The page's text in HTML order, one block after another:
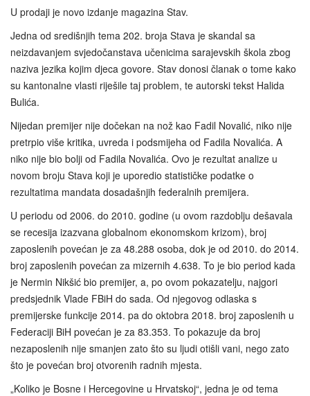
U prodaji je novo izdanje magazina Stav.
Jedna od središnjih tema 202. broja Stava je skandal sa
neizdavanjem svjedočanstava učenicima sarajevskih škola zbog
naziva jezika kojim djeca govore. Stav donosi članak o tome kako
su kantonalne vlasti riješile taj problem, te autorski tekst Halida
Bulića.
Nijedan premijer nije dočekan na nož kao Fadil Novalić, niko nije
pretrpio više kritika, uvreda i podsmijeha od Fadila Novalića. A
niko nije bio bolji od Fadila Novalića. Ovo je rezultat analize u
novom broju Stava koji je uporedio statističke podatke o
rezultatima mandata dosadašnjih federalnih premijera.
U periodu od 2006. do 2010. godine (u ovom razdoblju dešavala
se recesija izazvana globalnom ekonomskom krizom), broj
zaposlenih povećan je za 48.288 osoba, dok je od 2010. do 2014.
broj zaposlenih povećan za mizernih 4.638. To je bio period kada
je Nermin Nikšić bio premijer, a, po ovom pokazatelju, najgori
predsjednik Vlade FBiH do sada. Od njegovog odlaska s
premijerske funkcije 2014. pa do oktobra 2018. broj zaposlenih u
Federaciji BiH povećan je za 83.353. To pokazuje da broj
nezaposlenih nije smanjen zato što su ljudi otišli vani, nego zato
što je povećan broj otvorenih radnih mjesta.
„Koliko je Bosne i Hercegovine u Hrvatskoj“, jedna je od tema